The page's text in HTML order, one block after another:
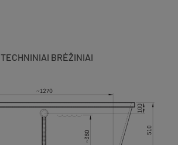
TECHNINIAI BRĖŽINIAI